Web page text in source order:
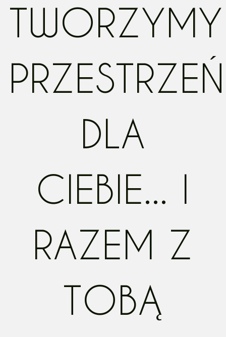
TWORZYMY
PRZESTRZEŃ
DLA
CIEBIE... I
RAZEM Z
TOBĄ